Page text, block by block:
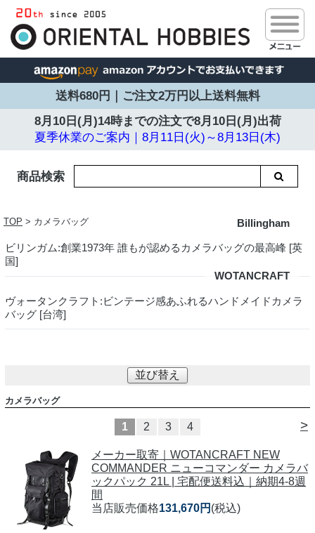
送料680円｜ご注文2万円以上送料無料
8月10日(月)14時までの注文で8月10日(月)出荷
夏季休業のご案内｜8月11日(火)～8月13日(木)
商品検索
TOP > カメラバッグ Billingham
ビリンガム:創業1973年 誰もが認めるカメラバッグの最高峰 [英
国]
WOTANCRAFT
ヴォータンクラフト:ビンテージ感あふれるハンドメイドカメラ
バッグ [台湾]
並び替え
カメラバッグ
>
1 2 3 4
メーカー取寄｜WOTANCRAFT NEW
COMMANDER ニューコマンダー カメラバ
ックパック 21L | 宅配便送料込｜納期4-8週
間
当店販売価格131,670円 (税込)